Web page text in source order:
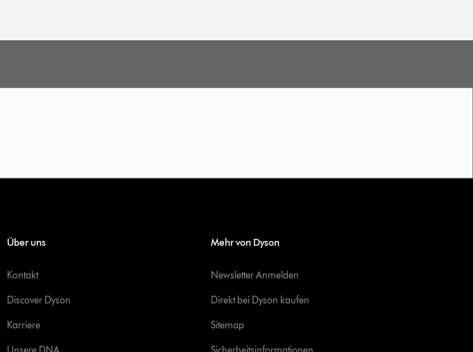
Über uns
Kontakt
Discover Dyson
Karriere
Mehr von Dyson
Newsletter Anmelden
Direkt bei Dyson kaufen
Sitemap